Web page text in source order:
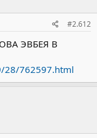
#2.612
ЭВБЕЯ В
28/762597.html